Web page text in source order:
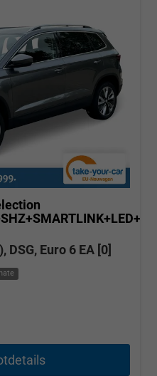
DSG, Euro 6 EA [0]